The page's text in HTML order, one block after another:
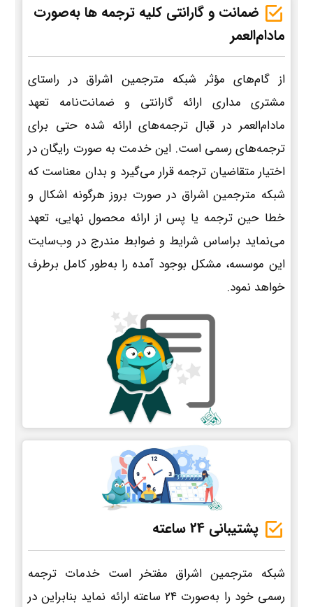
ضمانت و گارانتی کلیه ترجمه ها به‌صورت
مادام‌العمر
از گام‌های مؤثر شبکه مترجمین اشراق در راستای
مشتری مداری ارائه گارانتی و ضمانت‌نامه تعهد
مادام‌العمر در قبال ترجمه‌های ارائه شده حتی برای
ترجمه‌های رسمی است. این خدمت به صورت رایگان در
اختیار متقاضیان ترجمه قرار می‌گیرد و بدان معناست که
شبکه مترجمین اشراق در صورت بروز هرگونه اشکال و
خطا حین ترجمه یا پس از ارائه محصول نهایی، تعهد
می‌نماید براساس شرایط و ضوابط مندرج در وب‌سایت
این موسسه، مشکل بوجود آمده را به‌طور کامل برطرف
خواهد نمود.
پشتیبانی 24 ساعته
شبکه مترجمین اشراق مفتخر است خدمات ترجمه
رسمی خود را به‌صورت 24 ساعته ارائه نماید بنابراین در